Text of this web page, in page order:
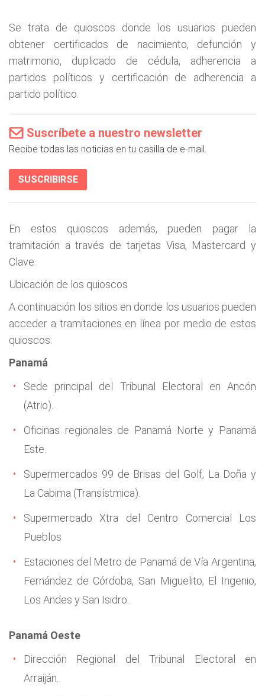
Se trata de quioscos donde los usuarios pueden
obtener certificados de nacimiento, defunción y
matrimonio, duplicado de cédula, adherencia a
partidos políticos y certificación de adherencia a
partido político.
Suscríbete a nuestro newsletter
Recibe todas las noticias en tu casilla de e-mail.
SUSCRIBIRSE
En estos quioscos además, pueden pagar la
tramitación a través de tarjetas Visa, Mastercard y
Clave.
Ubicación de los quioscos
A continuación los sitios en donde los usuarios pueden
acceder a tramitaciones en línea por medio de estos
quioscos:
Panamá
Sede principal del Tribunal Electoral en Ancón
(Atrio).
Oficinas regionales de Panamá Norte y Panamá
Este.
Supermercados 99 de Brisas del Golf, La Doña y
La Cabima (Transístmica).
Supermercado Xtra del Centro Comercial Los
Pueblos
Estaciones del Metro de Panamá de Vía Argentina,
Fernández de Córdoba, San Miguelito, El Ingenio,
Los Andes y San Isidro.
Panamá Oeste
Dirección Regional del Tribunal Electoral en
Arraiján.